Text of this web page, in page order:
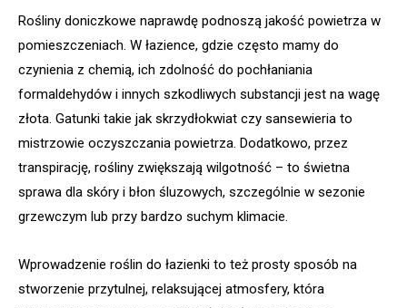
Rośliny doniczkowe naprawdę podnoszą jakość powietrza w
pomieszczeniach. W łazience, gdzie często mamy do
czynienia z chemią, ich zdolność do pochłaniania
formaldehydów i innych szkodliwych substancji jest na wagę
złota. Gatunki takie jak skrzydłokwiat czy sansewieria to
mistrzowie oczyszczania powietrza. Dodatkowo, przez
transpirację, rośliny zwiększają wilgotność – to świetna
sprawa dla skóry i błon śluzowych, szczególnie w sezonie
grzewczym lub przy bardzo suchym klimacie.
Wprowadzenie roślin do łazienki to też prosty sposób na
stworzenie przytulnej, relaksującej atmosfery, która